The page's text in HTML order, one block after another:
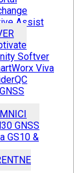
Assist
Softver
Viva
GNSS
GS10 &